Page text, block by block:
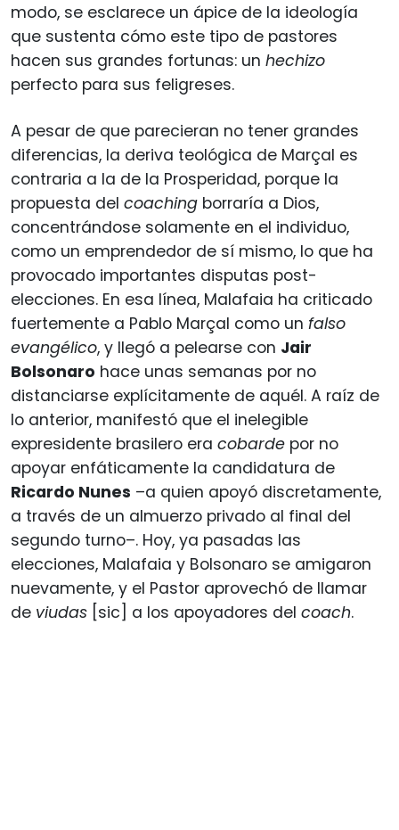
modo, se esclarece un ápice de la ideología
que sustenta cómo este tipo de pastores
hacen sus grandes fortunas: un hechizo
perfecto para sus feligreses.
A pesar de que parecieran no tener grandes
diferencias, la deriva teológica de Marçal es
contraria a la de la Prosperidad, porque la
propuesta del coaching borraría a Dios,
concentrándose solamente en el individuo,
como un emprendedor de sí mismo, lo que ha
provocado importantes disputas post-
elecciones. En esa línea, Malafaia ha criticado
fuertemente a Pablo Marçal como un falso
evangélico, y llegó a pelearse con Jair
Bolsonaro hace unas semanas por no
distanciarse explícitamente de aquél. A raíz de
lo anterior, manifestó que el inelegible
expresidente brasilero era cobarde por no
apoyar enfáticamente la candidatura de
Ricardo Nunes –a quien apoyó discretamente,
a través de un almuerzo privado al final del
segundo turno–. Hoy, ya pasadas las
elecciones, Malafaia y Bolsonaro se amigaron
nuevamente, y el Pastor aprovechó de llamar
de viudas [sic] a los apoyadores del coach.